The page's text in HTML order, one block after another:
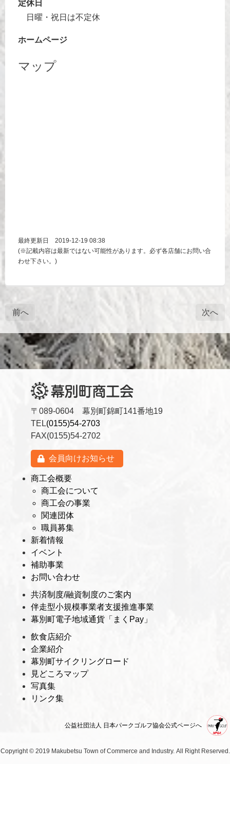
定休日
日曜・祝日は不定休
ホームページ
マップ
最終更新日
2019-12-19 08:38
(※記載内容は最新ではない可能性があります。必ず各店舗にお問い合
わせ下さい。)
前へ 次へ
〒089-0604 幕別町錦町141番地19
TEL(0155)54-2703
FAX(0155)54-2702
会員向けお知らせ
商工会概要
商工会について
商工会の事業
関連団体
職員募集
新着情報
イベント
補助事業
お問い合わせ
共済制度/融資制度のご案内
伴走型小規模事業者支援推進事業
幕別町電子地域通貨「まくPay」
飲食店紹介
企業紹介
幕別町サイクリングロード
見どころマップ
写真集
リンク集
公益社団法人 日本パークゴルフ協会公式ページへ
Copyright © 2019 Makubetsu Town of Commerce and Industry. All Right Reserved.